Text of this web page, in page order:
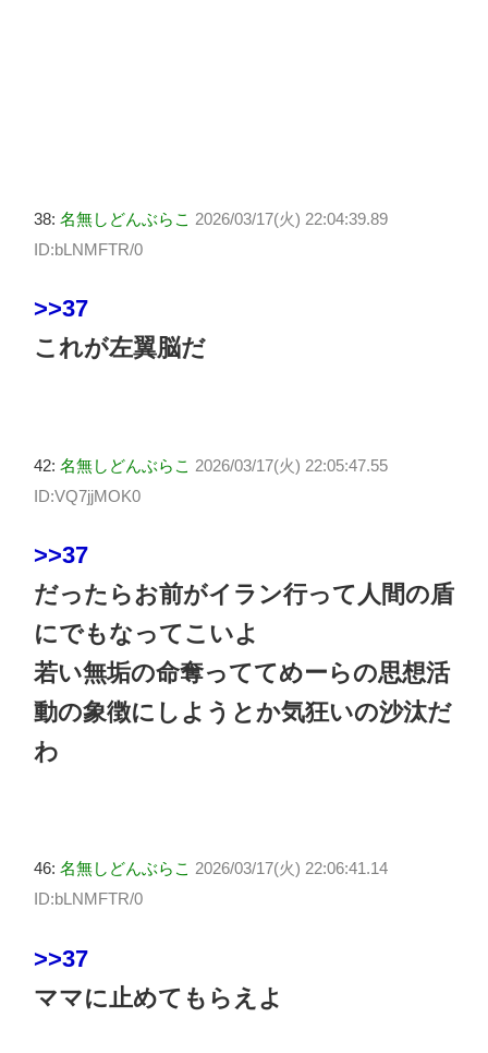
38: 名無しどんぶらこ 2026/03/17(火) 22:04:39.89
ID:bLNMFTR/0
>>37
これが左翼脳だ
42: 名無しどんぶらこ 2026/03/17(火) 22:05:47.55
ID:VQ7jjMOK0
>>37
だったらお前がイラン行って人間の盾
にでもなってこいよ
若い無垢の命奪っててめーらの思想活
動の象徴にしようとか気狂いの沙汰だ
わ
46: 名無しどんぶらこ 2026/03/17(火) 22:06:41.14
ID:bLNMFTR/0
>>37
ママに止めてもらえよ